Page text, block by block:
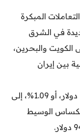
بأكثر من 1% في التعاملات المبكرة
في الشرق
والبحرين،
بين إيران
وارتفعت العقود الآجلة لخام برنت 1.05 دولار، أو 1.09%، إلى
تكساس الوسيط